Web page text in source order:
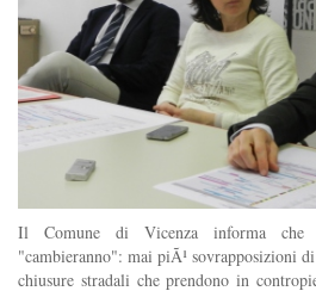
Il Comune di Vicenza informa che
"cambieranno": mai piÃ¹ sovrapposizioni
chiusure stradali che prendono in